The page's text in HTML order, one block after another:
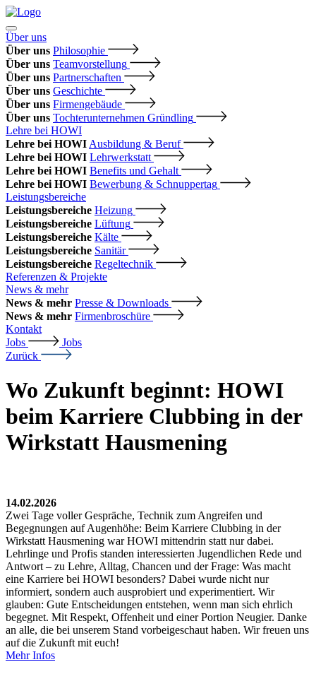
Über uns
Über uns Philosophie
Über uns Teamvorstellung
Über uns Partnerschaften
Über uns Geschichte
Über uns Firmengebäude
Über uns Tochterunternehmen Gründling
Lehre bei HOWI
Lehre bei HOWI Ausbildung & Beruf
Lehre bei HOWI Lehrwerkstatt
Lehre bei HOWI Benefits und Gehalt
Lehre bei HOWI Bewerbung & Schnuppertag
Leistungsbereiche
Leistungsbereiche Heizung
Leistungsbereiche Lüftung
Leistungsbereiche Kälte
Leistungsbereiche Sanitär
Leistungsbereiche Regeltechnik
Referenzen & Projekte
News & mehr
News & mehr Presse & Downloads
News & mehr Firmenbroschüre
Kontakt
Jobs
Jobs
Zurück
Wo Zukunft beginnt: HOWI
beim Karriere Clubbing in der
Wirkstatt Hausmening
14.02.2026
Zwei Tage voller Gespräche, Technik zum Angreifen und
Begegnungen auf Augenhöhe: Beim Karriere Clubbing in der
Wirkstatt Hausmening war HOWI mittendrin statt nur dabei.
Lehrlinge und Profis standen interessierten Jugendlichen Rede und
Antwort – zu Lehre, Alltag, Chancen und der Frage: Was macht
eine Karriere bei HOWI besonders? Dabei wurde nicht nur
informiert, sondern auch ausprobiert und experimentiert. Wir
glauben: Gute Entscheidungen entstehen, wenn man sich ehrlich
begegnet. Mit Respekt, Offenheit und einer Portion Neugier. Danke
an alle, die bei unserem Stand vorbeigeschaut haben. Wir freuen uns
auf die Zukunft mit euch!
Mehr Infos